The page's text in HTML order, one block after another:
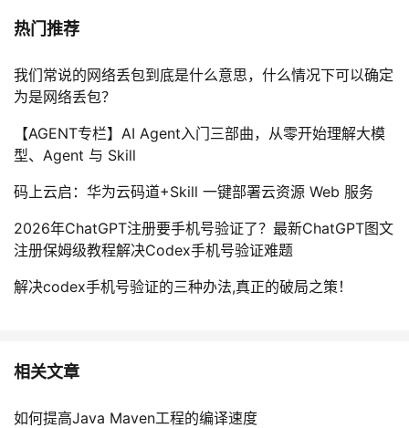
热门推荐
我们常说的网络丢包到底是什么意思，什么情况下可以确定
为是网络丢包？
【AGENT专栏】AI Agent入门三部曲，从零开始理解大模
型、Agent 与 Skill
码上云启：华为云码道+Skill 一键部署云资源 Web 服务
2026年ChatGPT注册要手机号验证了？最新ChatGPT图文
注册保姆级教程解决Codex手机号验证难题
解决codex手机号验证的三种办法,真正的破局之策！
相关文章
如何提高Java Maven工程的编译速度